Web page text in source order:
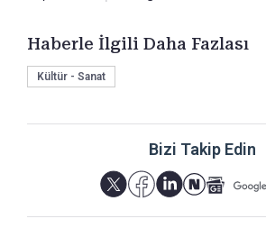
Haberle İlgili Daha Fazlası
Kültür - Sanat
Bizi Takip Edin